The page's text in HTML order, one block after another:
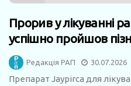
Прорив у лікуванні
успішно пройшов
Редакція РАП 30.07.2026
Препарат Jaypirca для